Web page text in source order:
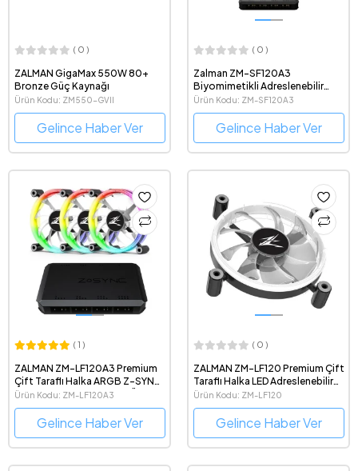
( 0 )
ZALMAN GigaMax 550W 80+
Bronze Güç Kaynağı
Ürün Kodu: ZM550-GVII
Gelince Haber Ver
( 0 )
Zalman ZM-SF120A3
Biyomimetikli Adreslenebilir
RGB Z-SYNC Kontrolcü ve 120
mm Fan Üçlü Set
Ürün Kodu: ZM-SF120A3
Gelince Haber Ver
( 1 )
ZALMAN ZM-LF120A3 Premium
Çift Taraflı Halka ARGB Z-SYNC
Kontrolcü ve 120mm Fan Üçlü
Set
Ürün Kodu: ZM-LF120A3
Gelince Haber Ver
( 0 )
ZALMAN ZM-LF120 Premium Çift
Taraflı Halka LED Adreslenebilir
120mm ARGB Fan
Ürün Kodu: ZM-LF120
Gelince Haber Ver